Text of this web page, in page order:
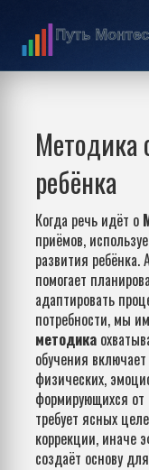
Методика
ребёнка
Когда речь идёт о
приёмов,
развития ребёнка.
помогает
адаптировать
потребности, мы
методика
обучения включает
физических,
формирующихся от
требует ясных
коррекции, иначе
создаёт основу